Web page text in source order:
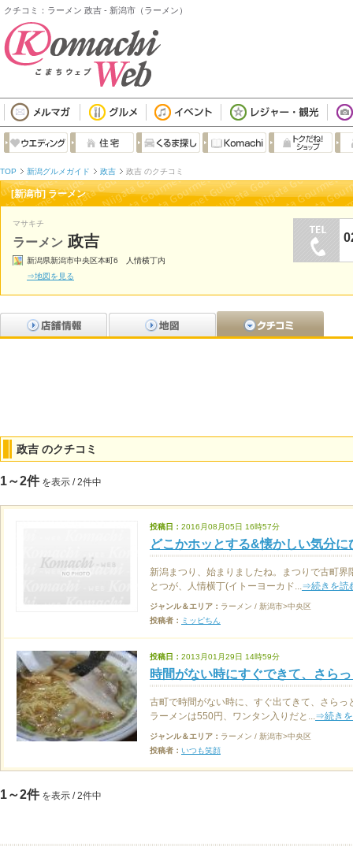
クチコミ：ラーメン 政吉 - 新潟市（ラーメン）
TOP 新潟グルメガイド 政吉 政吉 のクチコミ
[新潟市] ラーメン
マサキチ
ラーメン 政吉
新潟県新潟市中央区本町6 人情横丁内
⇒地図を見る
政吉 のクチコミ
1～2件 を表示 / 2件中
投稿日： 2016月08月05日 16時57分
どこかホッとする&懐かしい気分
新潟まつり、始まりましたね。まつりで古町
とつが、人情横丁(イトーヨーカド...⇒続きを読
ジャンル＆エリア： ラーメン / 新潟市>中央区
投稿者： ミッピちん
投稿日： 2013月01月29日 14時59分
時間がない時にすぐできて、さら
古町で時間がない時に、すぐ出てきて、さら
ラーメンは550円、ワンタン入りだと...⇒続き
ジャンル＆エリア： ラーメン / 新潟市>中央区
投稿者： いつも笑顔
1～2件 を表示 / 2件中